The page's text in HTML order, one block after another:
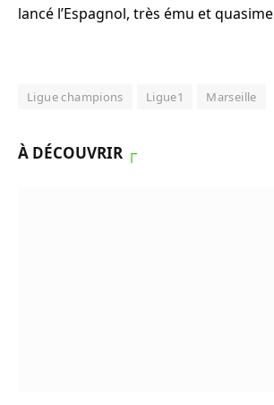
lancé l’Espagnol, très ému et
Ligue champions Ligue1 Marseille
À DÉCOUVRIR ┌